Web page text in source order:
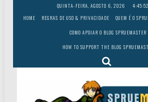
QUINTA-FEIRA, AGOSTO 6, 2026
HOME
REGRAS DE USO & PRIVACIDADE
QUEM É O
COMO APOIAR O BLOG SPRUEMASTER
HOW TO SUPPORT THE BLOG